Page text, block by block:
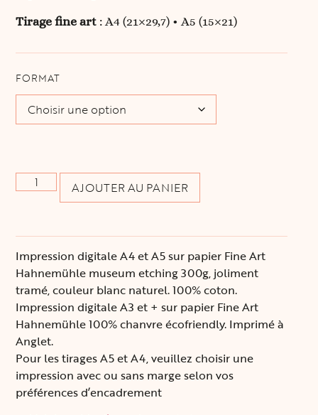
Tirage fine art : A4 (21×29,7) • A5 (15×21)
FORMAT
AJOUTER AU PANIER
Impression digitale A4 et A5 sur papier Fine Art
Hahnemühle museum etching 300g, joliment
tramé, couleur blanc naturel. 100% coton.
Impression digitale A3 et + sur papier Fine Art
Hahnemühle 100% chanvre écofriendly. Imprimé à
Anglet.
Pour les tirages A5 et A4, veuillez choisir une
impression avec ou sans marge selon vos
préférences d’encadrement